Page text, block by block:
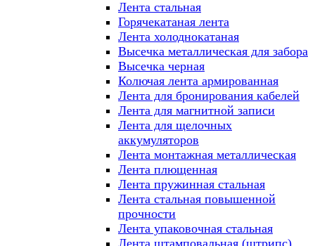
Лента стальная
Горячекатаная лента
Лента холоднокатаная
Высечка металлическая для забора
Высечка черная
Колючая лента армированная
Лента для бронирования кабелей
Лента для магнитной записи
Лента для щелочных
аккумуляторов
Лента монтажная металлическая
Лента плющенная
Лента пружинная стальная
Лента стальная повышенной
прочности
Лента упаковочная стальная
Лента штамповальная (штрипс)